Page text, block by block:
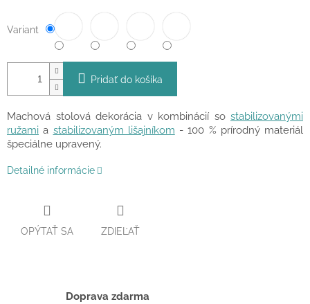
Variant
Pridať do košíka
Machová stolová dekorácia v kombinácií so stabilizovanými
ružami a stabilizovaným lišajníkom - 100 % prírodný materiál
špeciálne upravený.
Detailné informácie
OPÝTAŤ SA ZDIEĽAŤ
Doprava zdarma